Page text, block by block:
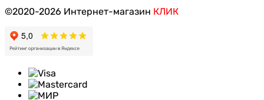
©2020-2026 Интернет-магазин КЛИК